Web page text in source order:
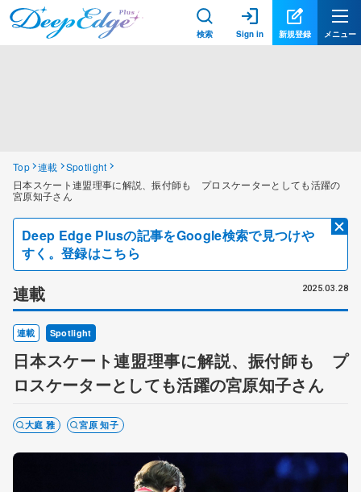
検索 Sign in 新規登録 メニュー
Top 連載
Spotlight
日本スケート連盟理事に解説、振付師も プロスケーターとしても活躍の
宮原知子さん
Deep Edge Plusの記事をGoogle検索で見つけや
すく。登録はこちら
連載 2025.03.28
連載 Spotlight
日本スケート連盟理事に解説、振付師も プ
ロスケーターとしても活躍の宮原知子さん
大庭 雅 宮原 知子